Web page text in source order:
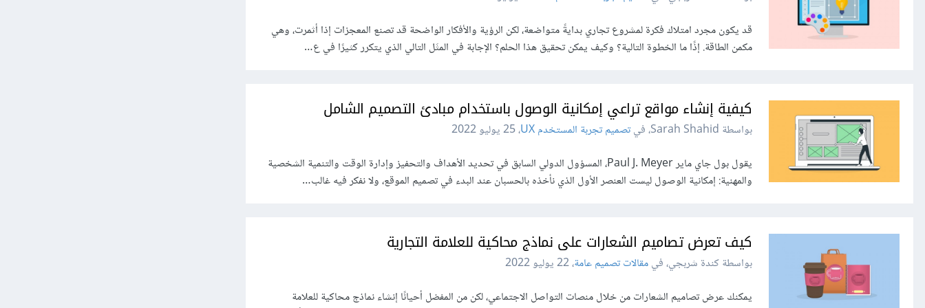
قد يكون مجرد امتلاك فكرة لمشروع تجاري بدايةً متواضعة، لكن الرؤية والأفكار الواضحة قد تصنع المعجزات إذا أثمرت، وهي
مكمن الطاقة. إذًا ما الخطوة التالية؟ وكيف يمكن تحقيق هذا الحلم؟ الإجابة في المثَل التالي الذي يتكرر كثيرًا في ع…
كيفية إنشاء مواقع تراعي إمكانية الوصول باستخدام مبادئ التصميم الشامل
بواسطة Sarah Shahid، في تصميم تجربة المستخدم UX ،25 يوليو 2022
يقول بول جاي ماير Paul J. Meyer، المسؤول الدولي السابق في تحديد الأهداف والتحفيز وإدارة الوقت والتنمية الشخصية
والمهنية: إمكانية الوصول ليست العنصر الأول الذي نأخذه بالحسبان عند البدء في تصميم الموقع، ولا نفكر فيه غالب…
كيف تعرض تصاميم الشعارات على نماذج محاكية للعلامة التجارية
بواسطة كندة شربجي، فيمقالات تصميم عامة،22 يوليو 2022
يمكنك عرض تصاميم الشعارات من خلال منصات التواصل الاجتماعي، لكن من المفضل أحيانًا إنشاء نماذج محاكية للعلامة